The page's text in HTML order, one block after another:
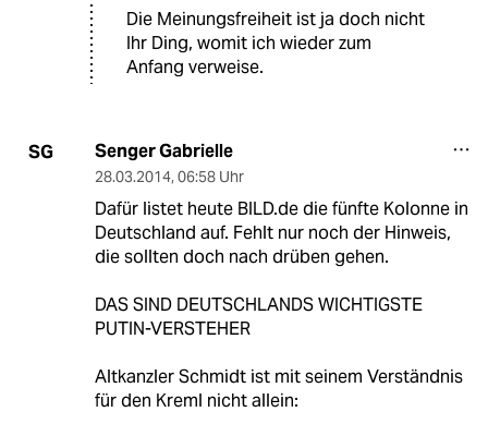
Die Meinungsfreiheit ist ja doch nicht
Ihr Ding, womit ich wieder zum
Anfang verweise.
SG Senger Gabrielle
28.03.2014, 06:58 Uhr
Dafür listet heute BILD.de die fünfte Kolonne in
Deutschland auf. Fehlt nur noch der Hinweis,
die sollten doch nach drüben gehen.
DAS SIND DEUTSCHLANDS WICHTIGSTE
PUTIN-VERSTEHER
Altkanzler Schmidt ist mit seinem Verständnis
für den Kreml nicht allein: